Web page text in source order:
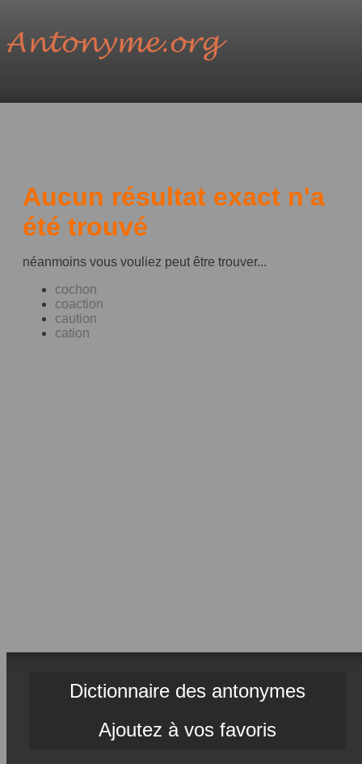
Aucun résultat exact n'a
été trouvé
néanmoins vous vouliez peut être trouver...
cochon
coaction
caution
cation
Dictionnaire des antonymes
Ajoutez à vos favoris